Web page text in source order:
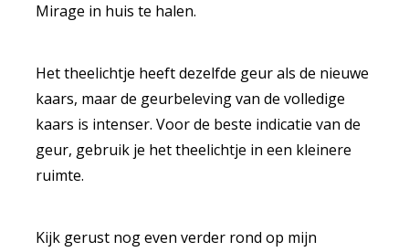
Mirage in huis te halen.
Het theelichtje heeft dezelfde geur als de nieuwe
kaars, maar de geurbeleving van de volledige
kaars is intenser. Voor de beste indicatie van de
geur, gebruik je het theelichtje in een kleinere
ruimte.
Kijk gerust nog even verder rond op mijn